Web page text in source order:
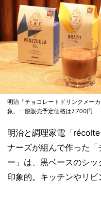
明治「チョコレートドリンクメー
象。一般販売予定価格は7,700円
明治と調理家電「
ナーズが組んで作った
ー」は、黒ベースのシ
印象的。キッチンやリビ